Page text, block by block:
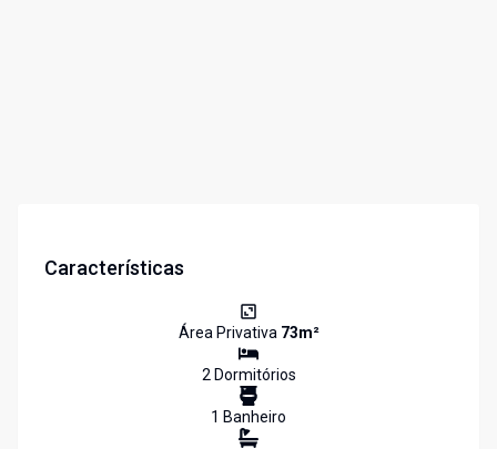
Características
Área Privativa 73m²
2Dormitórios
1 Banheiro